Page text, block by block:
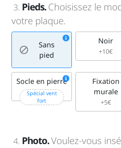
3. Pieds.Choisissez le
votre plaque.
Sans
pied
Noir
+10€
Socle en pierre
+25€
Spécial vent
fort
Fixation
murale
+5€
4. Photo.Voulez-vous